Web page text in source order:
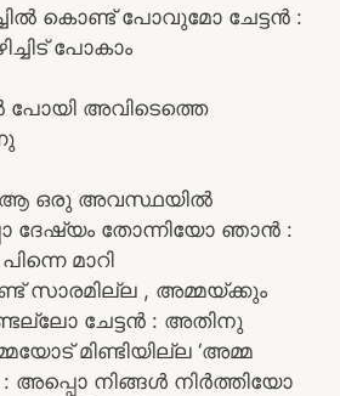
കൊണ്ട് പോവുമോ ചേട്ടൻ :
പോകാം
പോയി അവിടെത്തെ
ആ ഒരു അവസ്ഥയിൽ
ദേഷ്യം തോന്നിയോ ഞാൻ :
മാറി
സാരമില്ല , അമ്മയ്ക്കും
ചേട്ടൻ : അതിനു
മിണ്ടിയില്ല ‘അമ്മ
നിങ്ങൾ നിർത്തിയോ